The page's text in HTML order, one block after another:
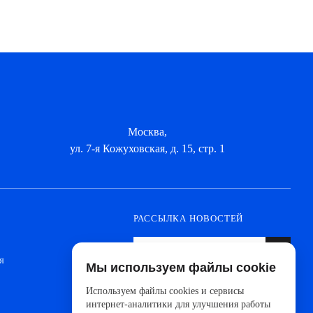
Москва,
ул. 7-я Кожуховская, д. 15, стр. 1
РАССЫЛКА НОВОСТЕЙ
новинок от ведущих производителей и
новостей АйДистрибьют
Мы используем файлы cookie
Используем файлы cookies и сервисы
интернет-аналитики для улучшения работы